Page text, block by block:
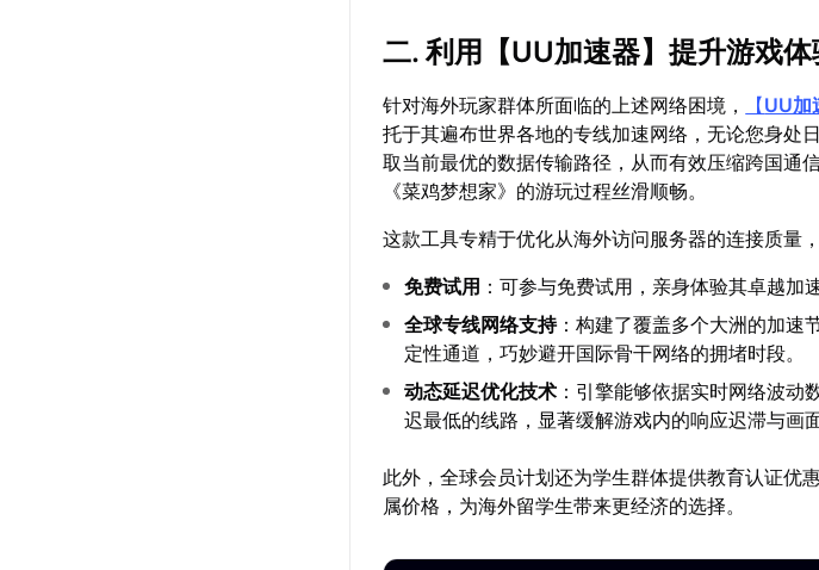
二. 利用【UU加速器】提升游戏体
针对海外玩家群体所面临的上述网络困境， 【UU加
托于其遍布世界各地的专线加速网络，无论您身处
取当前最优的数据传输路径，从而有效压缩跨国通
《菜鸡梦想家》的游玩过程丝滑顺畅。
这款工具专精于优化从海外访问服务器的连接质量
免费试用 ：可参与免费试用，亲身体验其卓越加
全球专线网络支持：构建了覆盖多个大洲的加速
定性通道，巧妙避开国际骨干网络的拥堵时段。
动态延迟优化技术 ：引擎能够依据实时网络波动
迟最低的线路，显著缓解游戏内的响应迟滞与画
此外，全球会员计划还为学生群体提供教育认证优
属价格，为海外留学生带来更经济的选择。